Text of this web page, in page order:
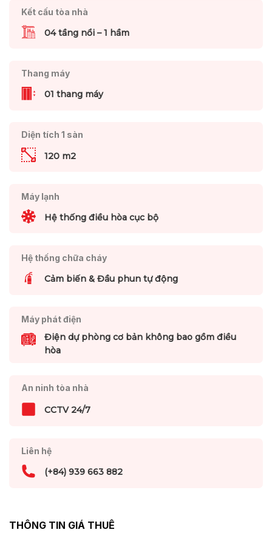
Kết cấu tòa nhà
04 tầng nổi – 1 hầm
Thang máy
01 thang máy
Diện tích 1 sàn
120 m2
Máy lạnh
Hệ thống điều hòa cục bộ
Hệ thống chữa cháy
Cảm biến & Đầu phun tự động
Máy phát điện
Điện dự phòng cơ bản không bao gồm điều
hòa
An ninh tòa nhà
CCTV 24/7
Liên hệ
(+84) 939 663 882
THÔNG TIN GIÁ THUÊ